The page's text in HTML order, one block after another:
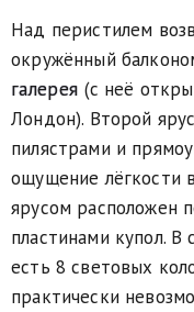
Над перистилем
окружённый
галерея (с неё
Лондон). Второй
пилястрами и
ощущение лёгкости
ярусом расположен
пластинами купол.
есть 8 световых
практически